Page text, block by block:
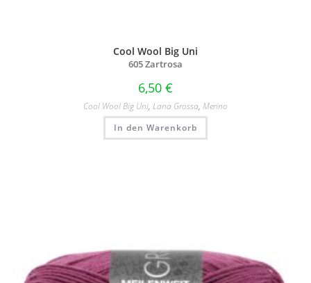
Cool Wool Big Uni
605 Zartrosa
6,50 €
Cool Wool Big Uni, Lana Grossa, Merino
In den Warenkorb